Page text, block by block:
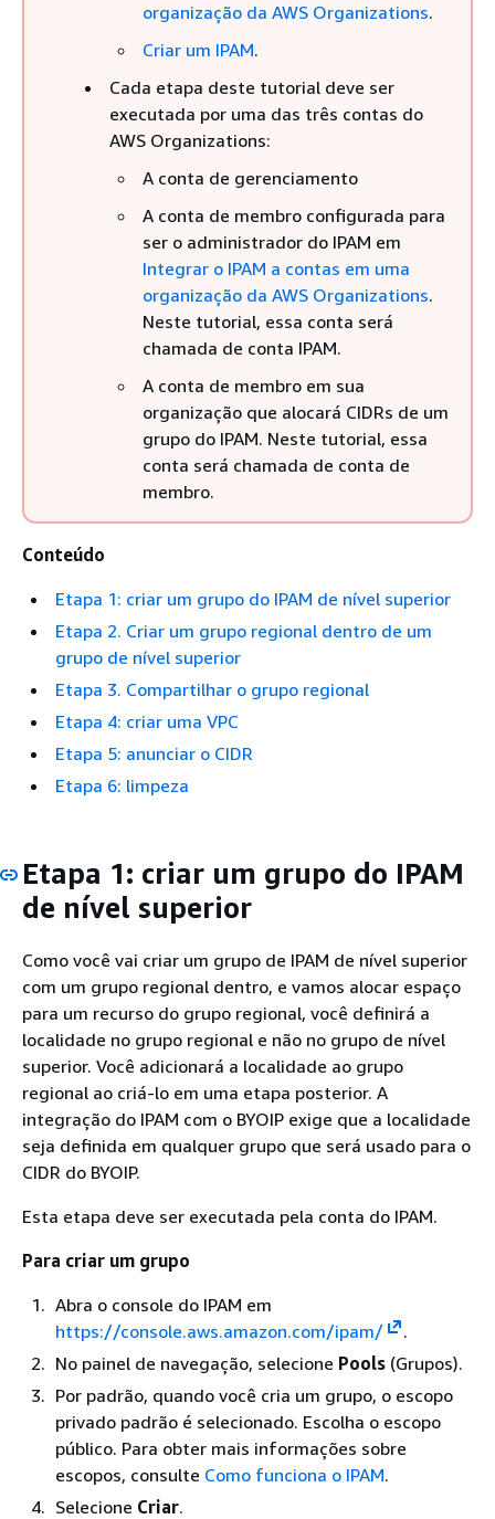
organização da AWS Organizations.
Criar um IPAM.
Cada etapa deste tutorial deve ser
executada por uma das três contas do
AWS Organizations:
A conta de gerenciamento
A conta de membro configurada para
ser o administrador do IPAM em
Integrar o IPAM a contas em uma
organização da AWS Organizations.
Neste tutorial, essa conta será
chamada de conta IPAM.
A conta de membro em sua
organização que alocará CIDRs de um
grupo do IPAM. Neste tutorial, essa
conta será chamada de conta de
membro.
Conteúdo
Etapa 1: criar um grupo do IPAM de nível superior
Etapa 2. Criar um grupo regional dentro de um
grupo de nível superior
Etapa 3. Compartilhar o grupo regional
Etapa 4: criar uma VPC
Etapa 5: anunciar o CIDR
Etapa 6: limpeza
Etapa 1: criar um grupo do IPAM
de nível superior
Como você vai criar um grupo de IPAM de nível superior
com um grupo regional dentro, e vamos alocar espaço
para um recurso do grupo regional, você definirá a
localidade no grupo regional e não no grupo de nível
superior. Você adicionará a localidade ao grupo
regional ao criá-lo em uma etapa posterior. A
integração do IPAM com o BYOIP exige que a localidade
seja definida em qualquer grupo que será usado para o
CIDR do BYOIP.
Esta etapa deve ser executada pela conta do IPAM.
Para criar um grupo
Abra o console do IPAM em
https://console.aws.amazon.com/ipam/
.
No painel de navegação, selecione Pools (Grupos).
Por padrão, quando você cria um grupo, o escopo
privado padrão é selecionado. Escolha o escopo
público. Para obter mais informações sobre
escopos, consulte Como funciona o IPAM.
Selecione Criar.